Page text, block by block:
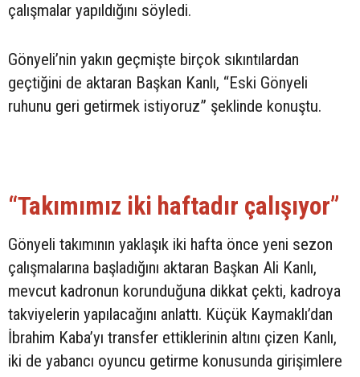
çalışmalar yapıldığını söyledi.
Gönyeli’nin yakın geçmişte birçok sıkıntılardan
geçtiğini de aktaran Başkan Kanlı, “Eski Gönyeli
ruhunu geri getirmek istiyoruz” şeklinde konuştu.
“Takımımız iki haftadır çalışıyor”
Gönyeli takımının yaklaşık iki hafta önce yeni sezon
çalışmalarına başladığını aktaran Başkan Ali Kanlı,
mevcut kadronun korunduğuna dikkat çekti, kadroya
takviyelerin yapılacağını anlattı. Küçük Kaymaklı’dan
İbrahim Kaba’yı transfer ettiklerinin altını çizen Kanlı,
iki de yabancı oyuncu getirme konusunda girişimlere